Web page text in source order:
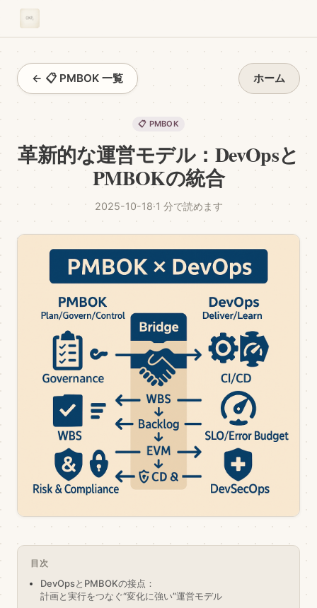
← 📋 PMBOK 一覧 ホーム
📋 PMBOK
革新的な運営モデル：DevOpsと
PMBOKの統合
2025-10-18·1 分で読めます
目次
DevOpsとPMBOKの接点：
計画と実行をつなぐ“変化に強い”運営モデル